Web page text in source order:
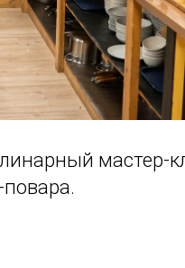
мастер-